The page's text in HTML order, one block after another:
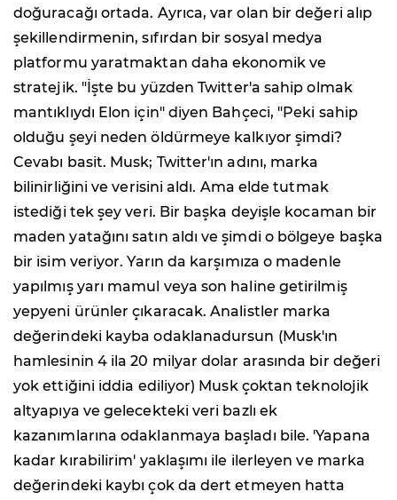
doğuracağı ortada. Ayrıca, var olan bir değeri alıp
şekillendirmenin, sıfırdan bir sosyal medya
platformu yaratmaktan daha ekonomik ve
stratejik. "İşte bu yüzden Twitter'a sahip olmak
mantıklıydı Elon için" diyen Bahçeci, "Peki sahip
olduğu şeyi neden öldürmeye kalkıyor şimdi?
Cevabı basit. Musk; Twitter'ın adını, marka
bilinirliğini ve verisini aldı. Ama elde tutmak
istediği tek şey veri. Bir başka deyişle kocaman bir
maden yatağını satın aldı ve şimdi o bölgeye başka
bir isim veriyor. Yarın da karşımıza o madenle
yapılmış yarı mamul veya son haline getirilmiş
yepyeni ürünler çıkaracak. Analistler marka
değerindeki kayba odaklanadursun (Musk'ın
hamlesinin 4 ila 20 milyar dolar arasında bir değeri
yok ettiğini iddia ediliyor) Musk çoktan teknolojik
altyapıya ve gelecekteki veri bazlı ek
kazanımlarına odaklanmaya başladı bile. 'Yapana
kadar kırabilirim' yaklaşımı ile ilerleyen ve marka
değerindeki kaybı çok da dert etmeyen hatta